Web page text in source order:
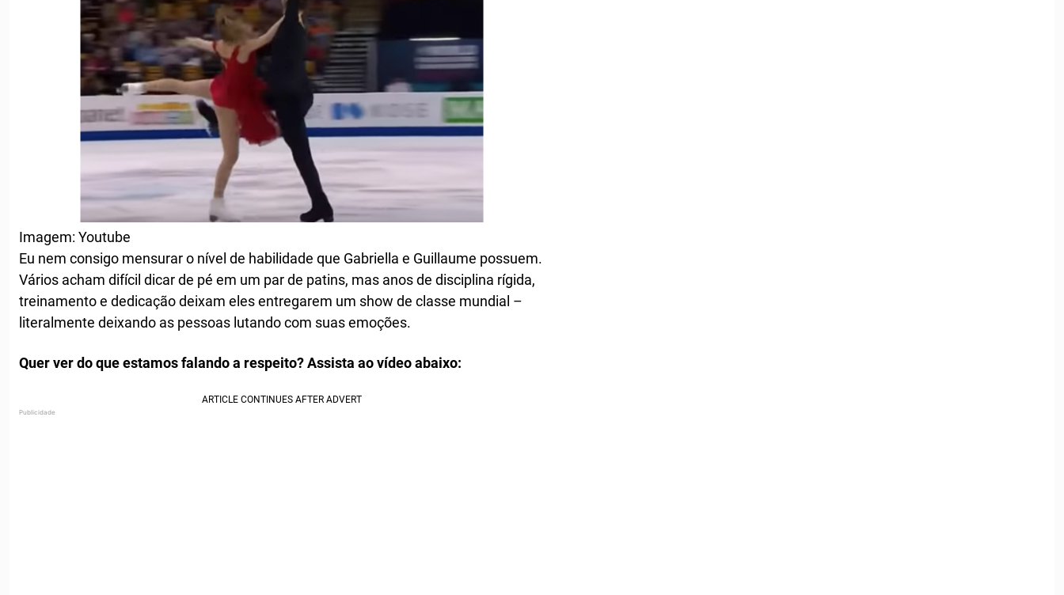
Imagem: Youtube
Eu nem consigo mensurar o nível de habilidade que Gabriella e Guillaume possuem.
Vários acham difícil dicar de pé em um par de patins, mas anos de disciplina rígida,
treinamento e dedicação deixam eles entregarem um show de classe mundial –
literalmente deixando as pessoas lutando com suas emoções.
Quer ver do que estamos falando a respeito? Assista ao vídeo abaixo: